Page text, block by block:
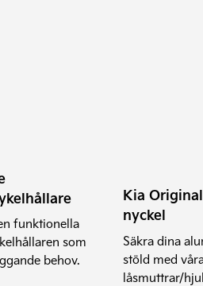
funktionella
som
behov.
Kia
nyckel
Säkra dina
stöld med
låsmuttrar/